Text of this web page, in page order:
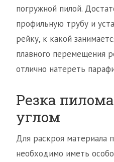
погружной пилой.
профильную трубу и
рейку, к какой
плавного перемещения
отлично натереть
Резка
углом
Для раскроя материала
необходимо иметь